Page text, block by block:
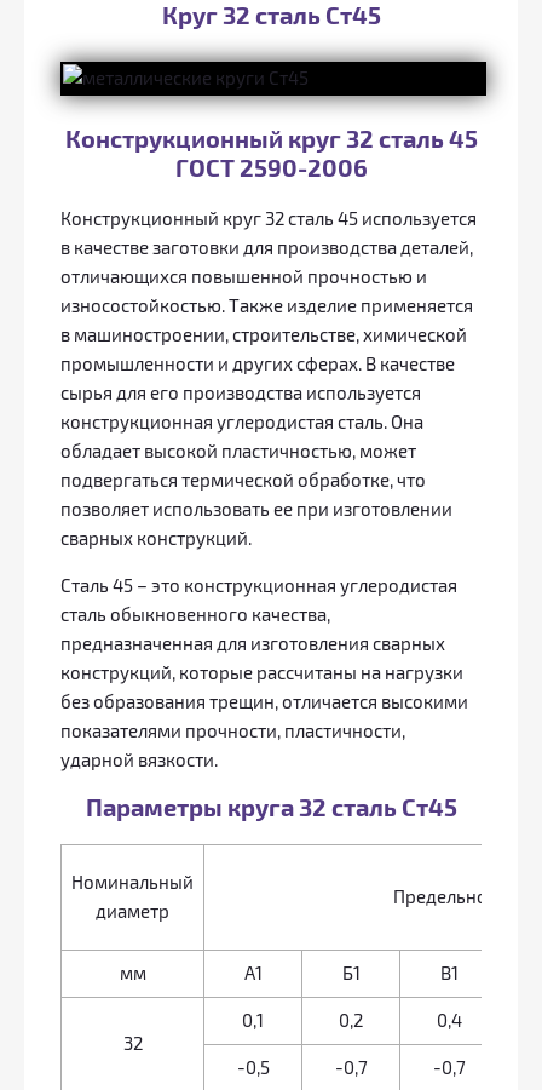
Круг 32 сталь Ст45
Конструкционный круг 32 сталь 45
ГОСТ 2590-2006
Конструкционный круг 32 сталь 45 используется
в качестве заготовки для производства деталей,
отличающихся повышенной прочностью и
износостойкостью. Также изделие применяется
в машиностроении, строительстве, химической
промышленности и других сферах. В качестве
сырья для его производства используется
конструкционная углеродистая сталь. Она
обладает высокой пластичностью, может
подвергаться термической обработке, что
позволяет использовать ее при изготовлении
сварных конструкций.
Сталь 45 – это конструкционная углеродистая
сталь обыкновенного качества,
предназначенная для изготовления сварных
конструкций, которые рассчитаны на нагрузки
без образования трещин, отличается высокими
показателями прочности, пластичности,
ударной вязкости.
Параметры круга 32 сталь Ст45
Номинальный
диаметр
Предельное
мм А1 Б1 В1
32
0,1 0,2
0,4
-0,5
-0,7 -0,7